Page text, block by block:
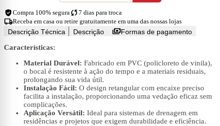
verified_user Compra 100% segura sync 7 dias para troca
local_shippingReceba em casa ou retire gratuitamente em uma das nossas lojas
Descrição Técnica Descrição paymentsFormas de pagamento
Características:
Material Durável: Fabricado em PVC (policloreto de vinila),
o bocal é resistente à ação do tempo e a materiais residuais,
prolongando sua vida útil.
Instalação Fácil: O design retangular com encaixe preciso
facilita a instalação, proporcionando uma vedação eficaz sem
complicações.
Aplicação Versátil: Ideal para sistemas de drenagem em
residências e projetos que exigem durabilidade e eficiência.